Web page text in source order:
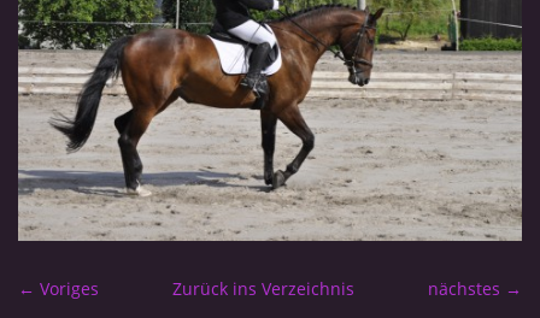
← Voriges nächstes →
Zurück ins Verzeichnis